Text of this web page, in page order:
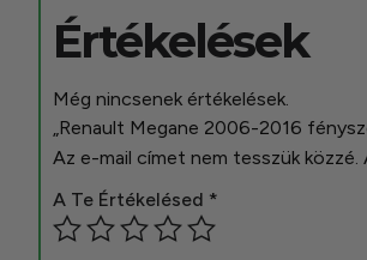
Értékelések
Még nincsenek értékelések.
„Renault Megane 2006-2016
Az e-mail címet nem tesszük közzé.
A Te Értékelésed *